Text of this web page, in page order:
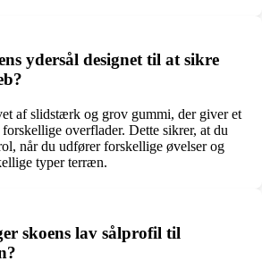
ydersål designet til at sikre
af slidstærk og grov gummi, der giver et
overflader. Dette sikrer, at du
når du udfører forskellige øvelser og
typer terræn.
skoens lav sålprofil til